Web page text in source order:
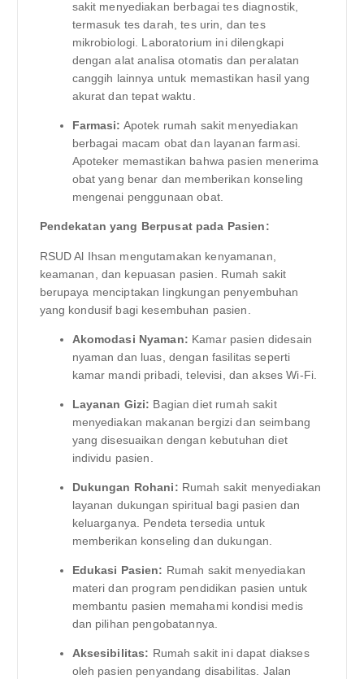
sakit menyediakan berbagai tes diagnostik,
termasuk tes darah, tes urin, dan tes
mikrobiologi. Laboratorium ini dilengkapi
dengan alat analisa otomatis dan peralatan
canggih lainnya untuk memastikan hasil yang
akurat dan tepat waktu.
Farmasi: Apotek rumah sakit menyediakan
berbagai macam obat dan layanan farmasi.
Apoteker memastikan bahwa pasien menerima
obat yang benar dan memberikan konseling
mengenai penggunaan obat.
Pendekatan yang Berpusat pada Pasien:
RSUD Al Ihsan mengutamakan kenyamanan,
keamanan, dan kepuasan pasien. Rumah sakit
berupaya menciptakan lingkungan penyembuhan
yang kondusif bagi kesembuhan pasien.
Akomodasi Nyaman: Kamar pasien didesain
nyaman dan luas, dengan fasilitas seperti
kamar mandi pribadi, televisi, dan akses Wi-Fi.
Layanan Gizi: Bagian diet rumah sakit
menyediakan makanan bergizi dan seimbang
yang disesuaikan dengan kebutuhan diet
individu pasien.
Dukungan Rohani: Rumah sakit menyediakan
layanan dukungan spiritual bagi pasien dan
keluarganya. Pendeta tersedia untuk
memberikan konseling dan dukungan.
Edukasi Pasien: Rumah sakit menyediakan
materi dan program pendidikan pasien untuk
membantu pasien memahami kondisi medis
dan pilihan pengobatannya.
Aksesibilitas: Rumah sakit ini dapat diakses
oleh pasien penyandang disabilitas. Jalan